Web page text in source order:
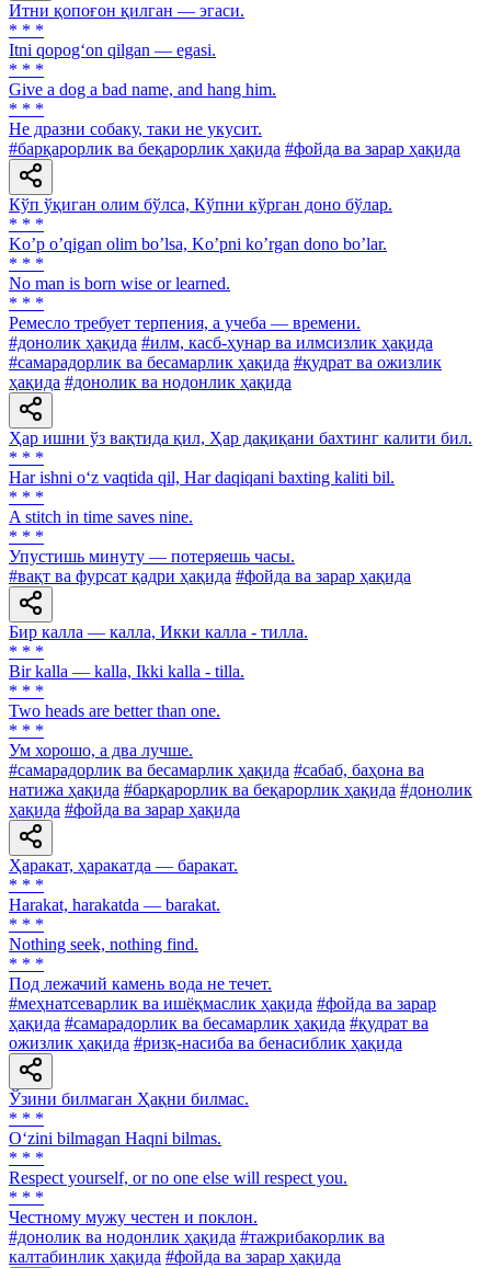
Итни қопоғон қилган — эгаси.
* * *
Itni qopog‘on qilgan — egasi.
* * *
Give a dog a bad name, and hang him.
* * *
He дразни собаку, таки не укусит.
#барқарорлик ва беқарорлик ҳақида #фойда ва зарар ҳақида
Кўп ўқиган олим бўлса, Кўпни кўрган доно бўлар.
* * *
Koʼp oʼqigan olim boʼlsa, Koʼpni koʼrgan dono boʼlar.
* * *
No man is born wise or learned.
* * *
Ремесло требует терпения, а учеба — времени.
#донолик ҳақида #илм, касб-ҳунар ва илмсизлик ҳақида
#самарадорлик ва бесамарлик ҳақида #қудрат ва ожизлик
ҳақида #донолик ва нодонлик ҳақида
Ҳар ишни ўз вақтида қил, Ҳар дақиқани бахтинг калити бил.
* * *
Har ishni o‘z vaqtida qil, Har daqiqani baxting kaliti bil.
* * *
A stitch in time saves nine.
* * *
Упустишь минуту — потеряешь часы.
#вақт ва фурсат қадри ҳақида #фойда ва зарар ҳақида
Бир калла — калла, Икки калла - тилла.
* * *
Bir kalla — kalla, Ikki kalla - tilla.
* * *
Two heads are better than one.
* * *
Ум хорошо, а два лучше.
#самарадорлик ва бесамарлик ҳақида #сабаб, баҳона ва
натижа ҳақида #барқарорлик ва беқарорлик ҳақида #донолик
ҳақида #фойда ва зарар ҳақида
Ҳаракат, ҳаракатда — баракат.
* * *
Harakat, harakatda — barakat.
* * *
Nothing seek, nothing find.
* * *
Под лежачий камень вода не течет.
#меҳнатсеварлик ва ишёқмаслик ҳақида #фойда ва зарар
ҳақида #самарадорлик ва бесамарлик ҳақида #қудрат ва
ожизлик ҳақида #ризқ-насиба ва бенасиблик ҳақида
Ўзини билмаган Ҳақни билмас.
* * *
O‘zini bilmagan Haqni bilmas.
* * *
Respect yourself, or no one else will respect you.
* * *
Честному мужу честен и поклон.
#донолик ва нодонлик ҳақида #тажрибакорлик ва
калтабинлик ҳақида #фойда ва зарар ҳақида